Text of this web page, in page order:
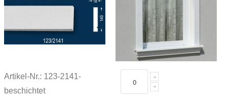
Artikel-Nr.: 123-2141-
beschichtet